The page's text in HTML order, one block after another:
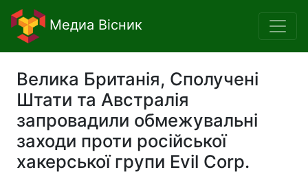
Медиа Вісник
Велика Британія, Сполучені
Штати та Австралія
запровадили обмежувальні
заходи проти російської
хакерської групи Evil Corp.